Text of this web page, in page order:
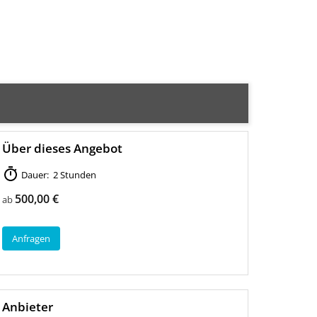
Über dieses Angebot
Dauer: 2 Stunden
ab 500,00 €
Anfragen
Anbieter